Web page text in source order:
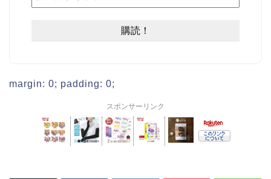
margin: 0; padding: 0;
スポンサーリンク